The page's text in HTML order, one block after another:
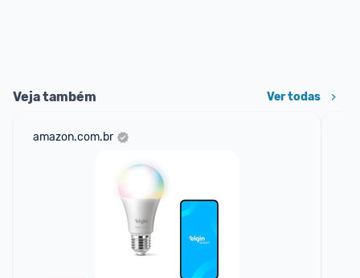
Veja também Ver todas
amazon.com.br